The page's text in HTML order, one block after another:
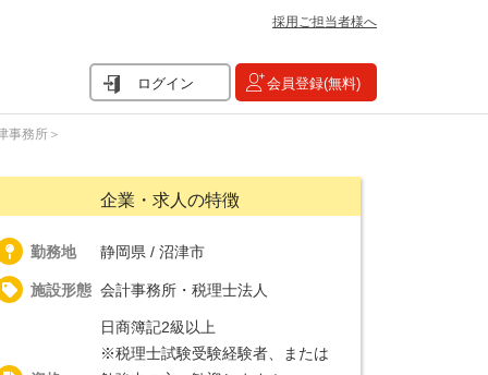
採用ご担当者様へ
ログイン 会員登録(無料)
事務所＞
企業・求人の特徴
勤務地 静岡県 / 沼津市
施設形態 会計事務所・税理士法人
日商簿記2級以上
※税理士試験受験経験者、または